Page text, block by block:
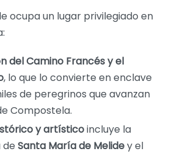
ocupa un lugar privilegiado en
del Camino Francés y el
, lo que lo convierte en enclave
de peregrinos que avanzan
Compostela.
y artísticoincluye la
de Santa María de Melidey el